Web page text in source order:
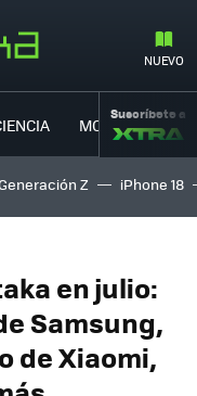
NUEVO
MOVILIDAD
Suscríbete a
Z iPhone 18
en julio:
Samsung,
de Xiaomi,